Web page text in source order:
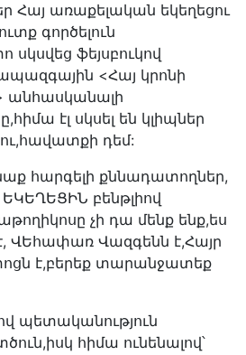
Հայ առաքելական եկեղեցու
գործելուն
սկսվեց ֆեյսբուկով
<Հայ կրոնի
անհասկանալի
էլ սկսել են կլիպներ
դեմ:
հարգելի քննադատողներ,
բենթլիով
չի դա մենք ենք,ես
ՎԵհափառ Վազգենն է,Հայր
է,բերեք տարանջատեք
պետականություն
հիմա ունենալով՝